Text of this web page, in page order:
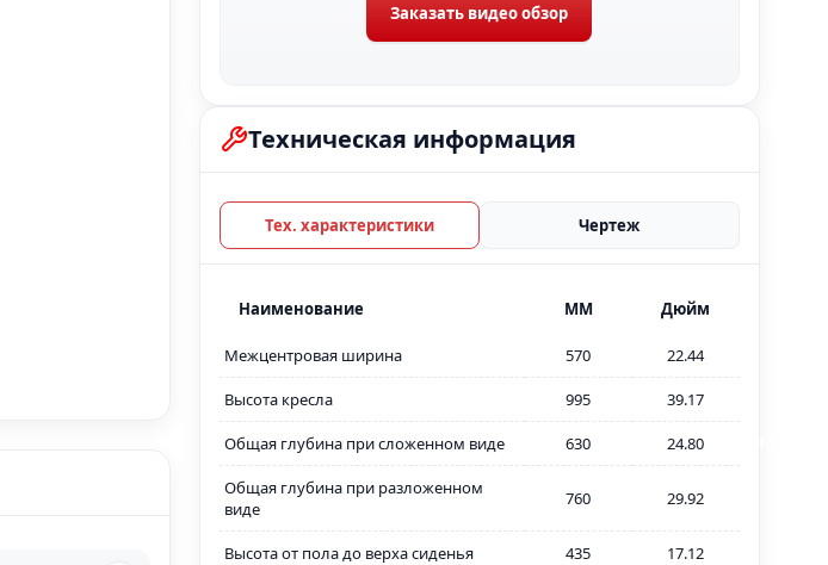
Заказать видео обзор
Техническая информация
Тех. характеристики Чертеж
Наименование MM Дюйм
Межцентровая ширина 570 22.44
Высота кресла 995 39.17
Общая глубина при сложенном виде 630 24.80
Общая глубина при разложенном
виде
760 29.92
Высота от пола до верха сиденья 435 17.12